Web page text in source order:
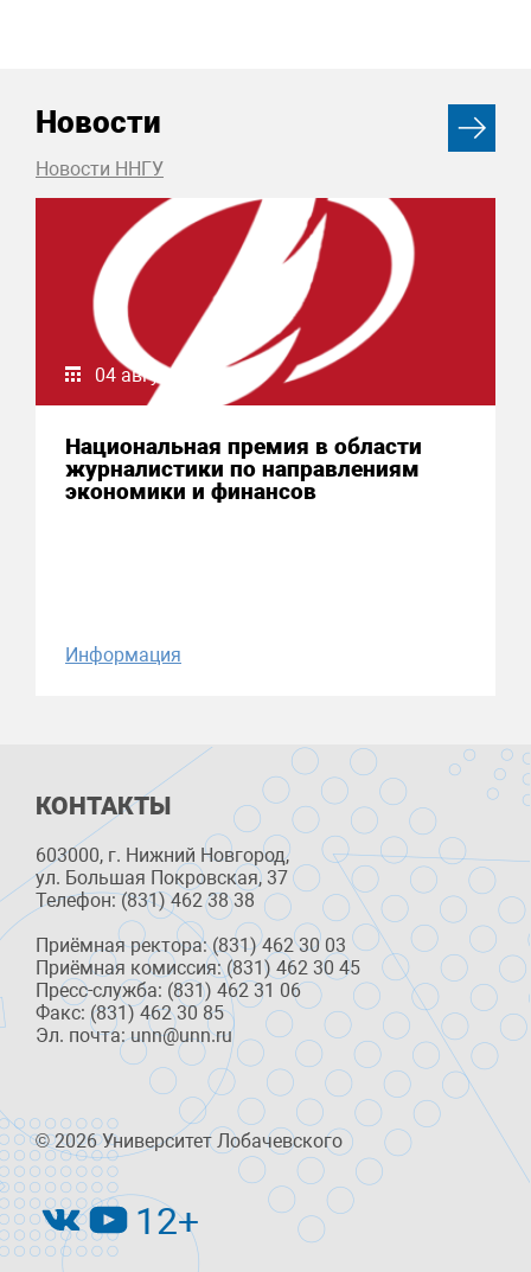
Новости
Новости ННГУ
04 августа 2026
Национальная премия в области
журналистики по направлениям
экономики и финансов
Информация
КОНТАКТЫ
603000, г. Нижний Новгород,
ул. Большая Покровская, 37
Телефон: (831) 462 38 38
Приёмная ректора: (831) 462 30 03
Приёмная комиссия: (831) 462 30 45
Пресс-служба: (831) 462 31 06
Факс: (831) 462 30 85
Эл. почта: unn@unn.ru
© 2026 Университет Лобачевского
12+